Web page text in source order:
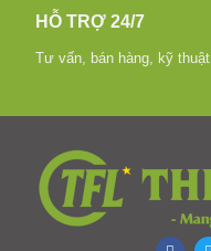
HỖ TRỢ 24/7
Tư vấn, bán hàng, kỹ thuật